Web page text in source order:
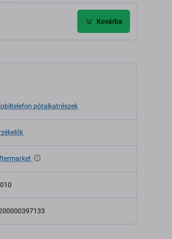
Kosárba
pótalkatrészek